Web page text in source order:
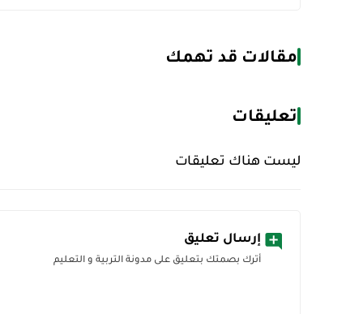
مقالات قد تهمك
تعليقات
ليست هناك تعليقات
إرسال تعليق
أترك بصمتك بتعليق على مدونة التربية و التعليم